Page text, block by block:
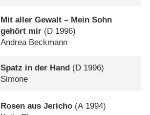
Mit aller Gewalt – Mein Sohn
gehört mir (D 1996)
Andrea Beckmann
Spatz in der Hand (D 1996)
Simone
Rosen aus Jericho (A1994)